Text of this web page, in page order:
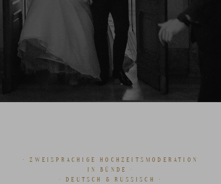
· ZWEISPRACHIGE HOCHZEITSMODERATION
IN BÜNDE ·
· DEUTSCH & RUSSISCH ·